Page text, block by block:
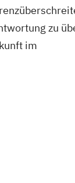
zu
im